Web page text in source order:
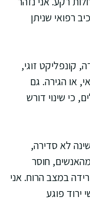
רפואי שניתן
קונפליקט זוגי,
או הגירה. גם
כי שינוי דורש
לא סדירה,
חוסר
במצב הרוח. אני
ירוד פוגע